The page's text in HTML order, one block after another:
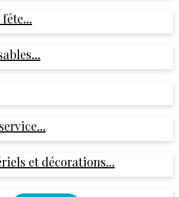
et décorations...